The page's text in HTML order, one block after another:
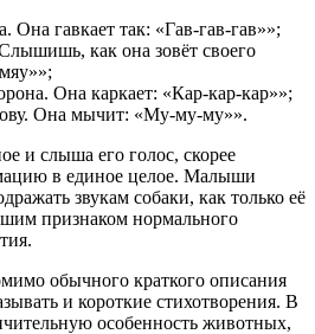
Она гавкает так: «Гав-гав-гав»»;
как она зовёт своего
Она каркает: «Кар-кар-кар»»;
Она мычит: «Му-му-му»».
и слыша его голос, скорее
в единое целое. Малыши
звукам собаки, как только её
признаком нормального
обычного краткого описания
и короткие стихотворения. В
особенность животных,